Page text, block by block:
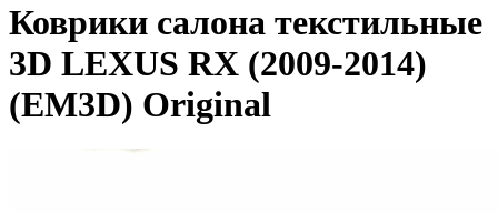
Коврики салона текстильные
3D LEXUS RX (2009-2014)
(EM3D) Original